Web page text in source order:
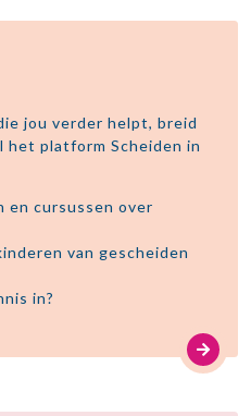
jou verder helpt, breid
het platform Scheiden in
en cursussen over
van gescheiden
in?